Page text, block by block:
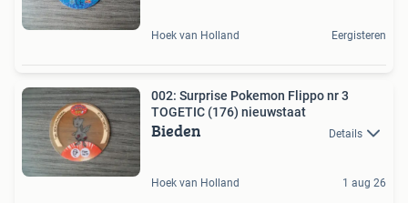
Hoek van Holland Eergisteren
002: Surprise Pokemon Flippo nr 3
TOGETIC (176) nieuwstaat
Bieden Details
Hoek van Holland 1 aug 26